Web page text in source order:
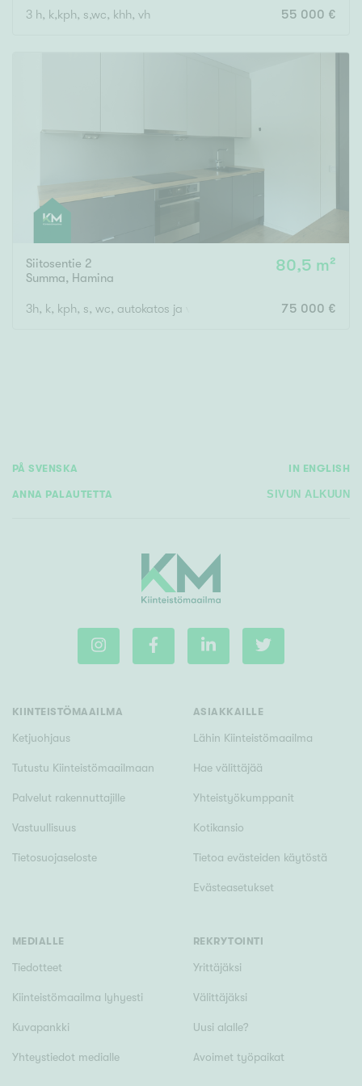
Vain arvokohteet Ei arvokohteita
Kunto
Hissi
Järvi- tai merinäköala
Senioriasunto
3 h, k,kph, s,wc, khh, vh 55 000 €
Siitosentie 2
Summa, Hamina
80,5 m²
3h, k, kph, s, wc, autokatos ja varasto 75 000 €
PÅ SVENSKA IN ENGLISH
ANNA PALAUTETTA SIVUN ALKUUN
KIINTEISTÖMAAILMA
Ketjuohjaus
Tutustu Kiinteistömaailmaan
Palvelut rakennuttajille
Vastuullisuus
Tietosuojaseloste
ASIAKKAILLE
Lähin Kiinteistömaailma
Hae välittäjää
Yhteistyökumppanit
Kotikansio
Tietoa evästeiden käytöstä
Evästeasetukset
MEDIALLE
Tiedotteet
Kiinteistömaailma lyhyesti
Kuvapankki
Yhteystiedot medialle
REKRYTOINTI
Yrittäjäksi
Välittäjäksi
Uusi alalle?
Avoimet työpaikat